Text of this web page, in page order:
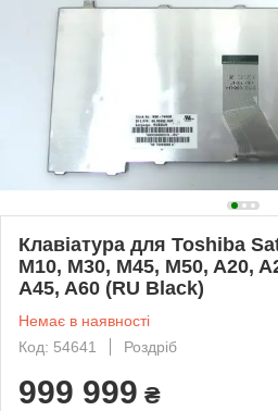
Клавіатура для Toshiba
M10, M30, M45, M50, A20,
A45, A60 (RU Black)
Немає в наявності
Код: 54641
Роздріб
999 999 ₴